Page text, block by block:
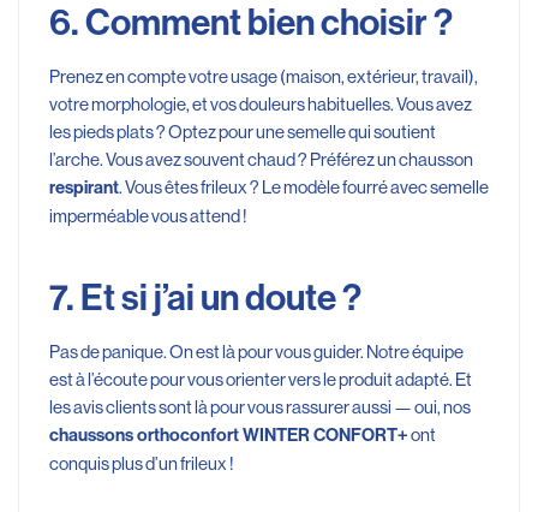
6. Comment bien choisir ?
Prenez en compte votre usage (maison, extérieur, travail),
votre morphologie, et vos douleurs habituelles. Vous avez
les pieds plats ? Optez pour une semelle qui soutient
l’arche. Vous avez souvent chaud ? Préférez un chausson
respirant. Vous êtes frileux ? Le modèle fourré avec semelle
imperméable vous attend !
7. Et si j’ai un doute ?
Pas de panique. On est là pour vous guider. Notre équipe
est à l’écoute pour vous orienter vers le produit adapté. Et
les avis clients sont là pour vous rassurer aussi — oui, nos
chaussons orthoconfort WINTER CONFORT+ont
conquis plus d’un frileux !